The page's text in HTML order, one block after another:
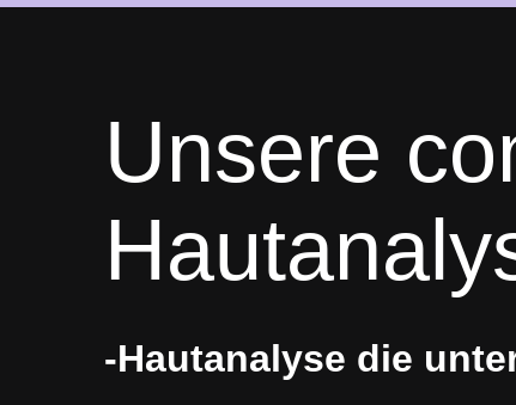
Unsere
-Hautanalyse die